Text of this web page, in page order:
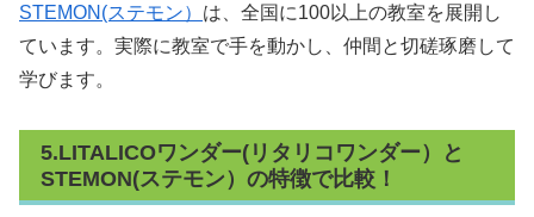
STEMON(ステモン） は、全国に100以上の教室を展開し
ています。実際に教室で手を動かし、仲間と切磋琢磨して
学びます。
5.LITALICOワンダー(リタリコワンダー）と
STEMON(ステモン）の特徴で比較！